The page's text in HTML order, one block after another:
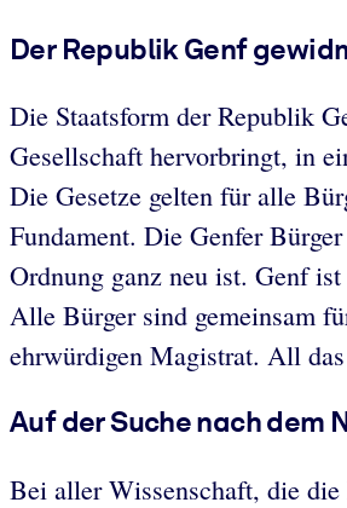
Der Republik Genf
Die Staatsform der Republik
Gesellschaft hervorbringt, in
Die Gesetze gelten für alle
Fundament. Die Genfer
Ordnung ganz neu ist. Genf
Alle Bürger sind gemeinsam
ehrwürdigen Magistrat. All
Auf der Suche nach dem
Bei aller Wissenschaft, die